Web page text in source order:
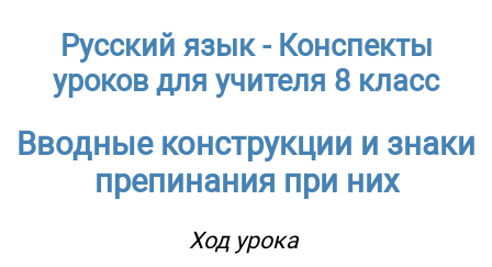
Русский язык - Конспекты
уроков для учителя 8 класс
Вводные конструкции и знаки
препинания при них
Ход урока